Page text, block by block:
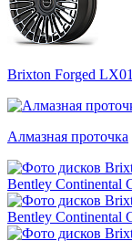
Brixton Forged LX01
Алмазная проточка